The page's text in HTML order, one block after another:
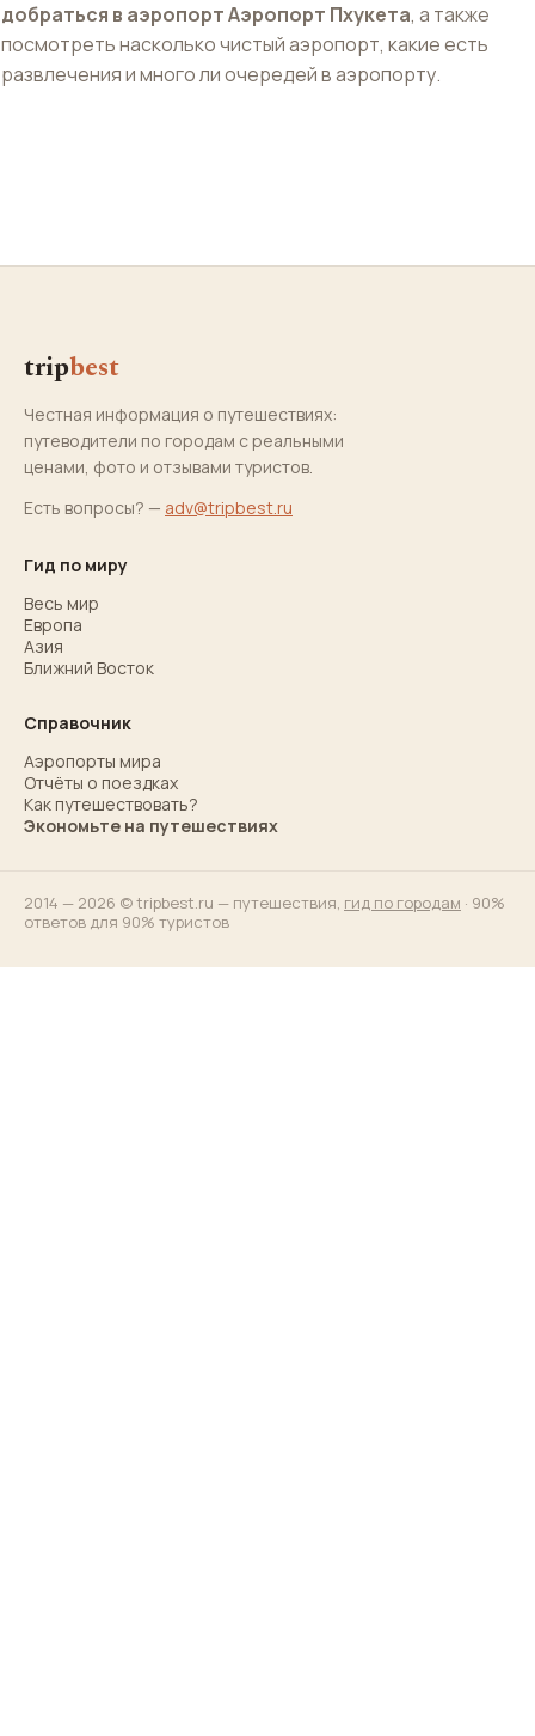
добраться в аэропорт Аэропорт Пхукета, а также
посмотреть насколько чистый аэропорт, какие есть
развлечения и много ли очередей в аэропорту.
tripbest
Честная информация о путешествиях:
путеводители по городам с реальными
ценами, фото и отзывами туристов.
Есть вопросы? — adv@tripbest.ru
Гид по миру
Весь мир
Европа
Азия
Ближний Восток
Справочник
Аэропорты мира
Отчёты о поездках
Как путешествовать?
Экономьте на путешествиях
2014 — 2026 © tripbest.ru — путешествия, гид по городам · 90%
ответов для 90% туристов